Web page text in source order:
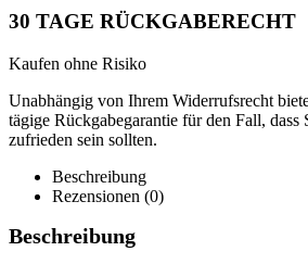
30 TAGE RÜCKGABERECHT
Kaufen ohne Risiko
Unabhängig von Ihrem Widerrufsrecht
tägige Rückgabegarantie für den Fall, dass
zufrieden sein sollten.
Beschreibung
Rezensionen (0)
Beschreibung